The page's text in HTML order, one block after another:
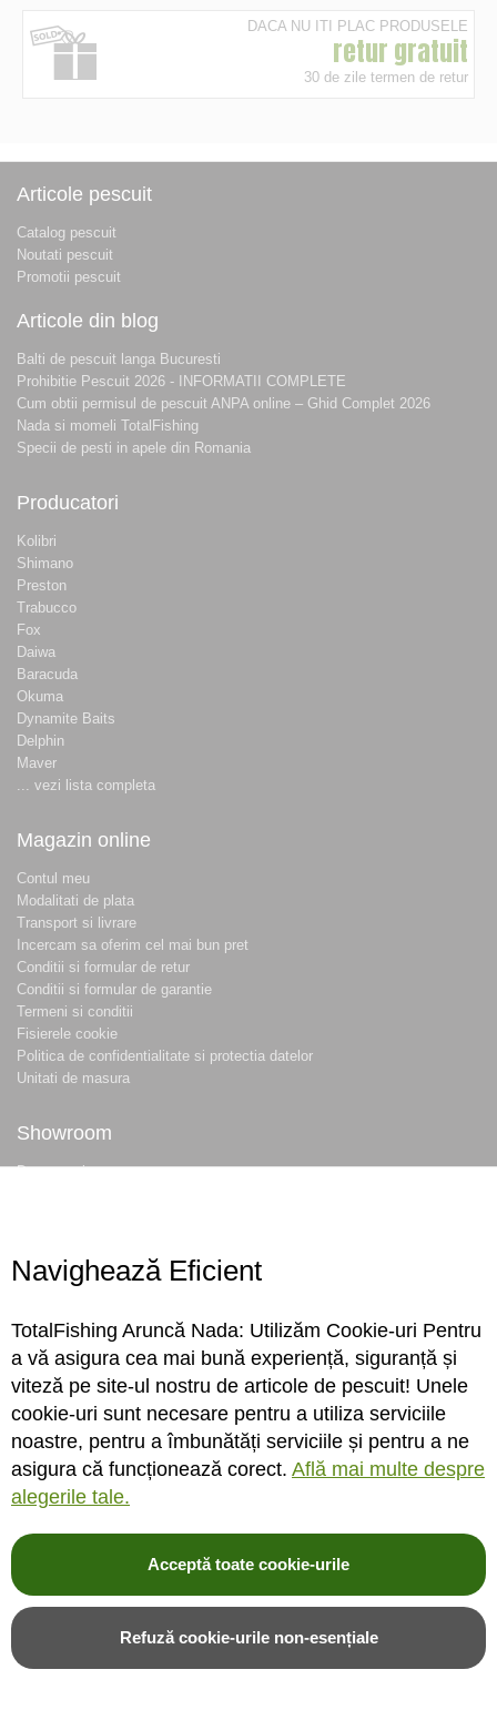
DACA NU ITI PLAC PRODUSELE
retur gratuit
30 de zile termen de retur
Articole pescuit
Catalog pescuit
Noutati pescuit
Promotii pescuit
Articole din blog
Balti de pescuit langa Bucuresti
Prohibitie Pescuit 2026 - INFORMATII COMPLETE
Cum obtii permisul de pescuit ANPA online – Ghid Complet 2026
Nada si momeli TotalFishing
Specii de pesti in apele din Romania
Producatori
Kolibri
Shimano
Preston
Trabucco
Fox
Daiwa
Baracuda
Okuma
Dynamite Baits
Delphin
Maver
... vezi lista completa
Magazin online
Contul meu
Modalitati de plata
Transport si livrare
Incercam sa oferim cel mai bun pret
Conditii si formular de retur
Conditii si formular de garantie
Termeni si conditii
Fisierele cookie
Politica de confidentialitate si protectia datelor
Unitati de masura
Showroom
Despre noi
Conecteaza-te
Sa ne cunoastem mai bine. Vino alaturi de noi pe reteaua ta preferata. Te
asteptam cu stiri, surprize, concursuri, premii ...
© 2004-2026 TotalFishing SRL. Toate drepturile rezervate. Citititermeni si
fisiere cookie ,politica de confidentialitate si protectia datelor
* Pozele produselor sunt folosite cu acordul furnizorilor si sunt doar cu titlu de
Navighează Eficient
TotalFishing Aruncă Nada: Utilizăm Cookie-uri Pentru
a vă asigura cea mai bună experiență, siguranță și
viteză pe site-ul nostru de articole de pescuit! Unele
cookie-uri sunt necesare pentru a utiliza serviciile
noastre, pentru a îmbunătăți serviciile și pentru a ne
asigura că funcționează corect. Află mai multe despre
alegerile tale.
Acceptă toate cookie-urile
Refuză cookie-urile non-esențiale